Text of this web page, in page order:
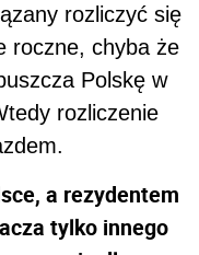
rozliczyć się
roczne, chyba że
Polskę w
rozliczenie
a rezydentem
tylko innego